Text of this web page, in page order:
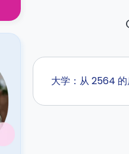
大学：从 2564